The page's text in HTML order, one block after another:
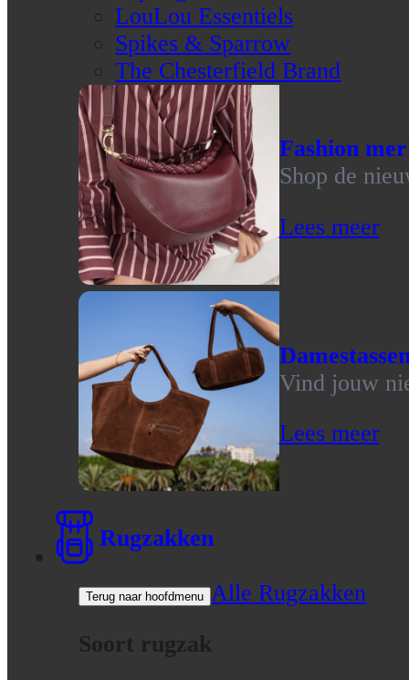
LouLou Essentiels
Spikes & Sparrow
The Chesterfield Brand
Fashion
Shop de
Lees meer
Vind jouw
Lees meer
Rugzakken
Terug naar hoofdmenu Alle Rugzakken
Soort rugzak